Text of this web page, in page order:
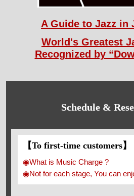
A Guide to Jazz in
World's Greatest
Recognized by
Schedule &
【To first-time customers】
◉What is Music Charge ?
◉Not for each stage, You can